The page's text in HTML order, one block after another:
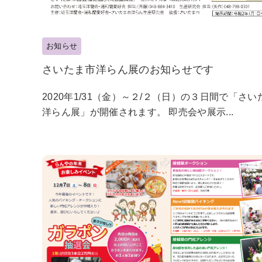
お知らせ
さいたま市洋らん展のお知らせです
2020年1/31（金）～２/２（日）の３日間で「さい
洋らん展」が開催されます。 即売会や展示...